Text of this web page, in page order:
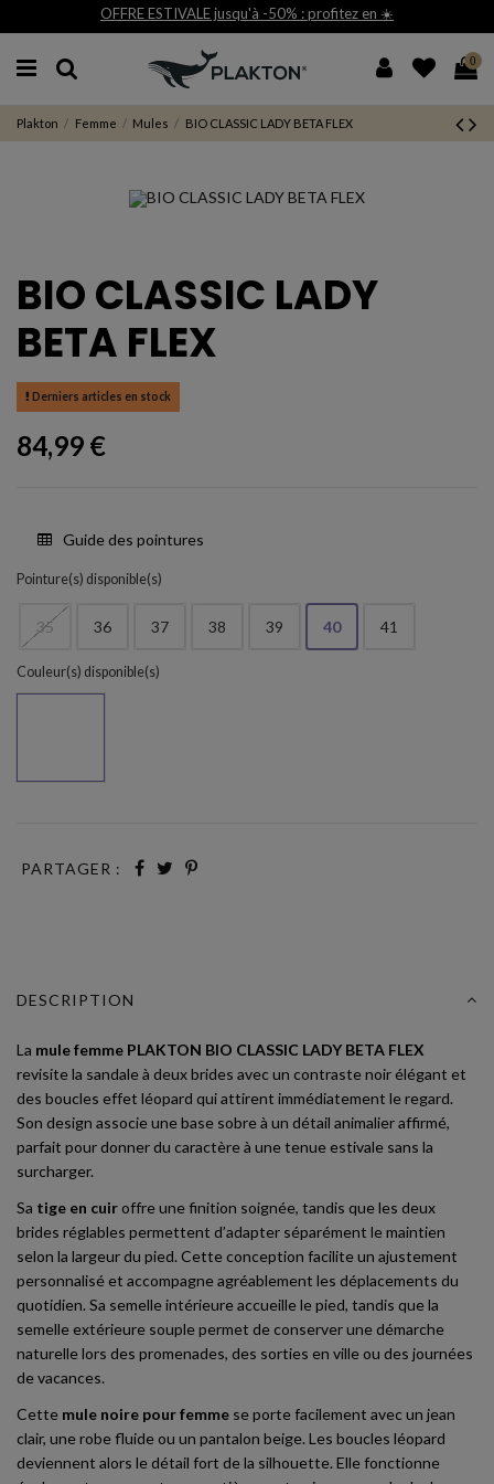
OFFRE ESTIVALE jusqu'à -50% : profitez en ☀️
0
Plakton Femme Mules BIO CLASSIC LADY BETA FLEX
BIO CLASSIC LADY
BETA FLEX
Derniers articles en stock
84,99 €
Guide des pointures
Pointure(s) disponible(s)
35 36 37 38 39 40 41
Couleur(s) disponible(s)
PARTAGER :
DESCRIPTION
La mule femme PLAKTON BIO CLASSIC LADY BETA FLEX
revisite la sandale à deux brides avec un contraste noir élégant et
des boucles effet léopard qui attirent immédiatement le regard.
Son design associe une base sobre à un détail animalier affirmé,
parfait pour donner du caractère à une tenue estivale sans la
surcharger.
Sa tige en cuiroffre une finition soignée, tandis que les deux
brides réglables permettent d’adapter séparément le maintien
selon la largeur du pied. Cette conception facilite un ajustement
personnalisé et accompagne agréablement les déplacements du
quotidien. Sa semelle intérieure accueille le pied, tandis que la
semelle extérieure souple permet de conserver une démarche
naturelle lors des promenades, des sorties en ville ou des journées
de vacances.
Cette mule noire pour femme se porte facilement avec un jean
clair, une robe fluide ou un pantalon beige. Les boucles léopard
deviennent alors le détail fort de la silhouette. Elle fonctionne